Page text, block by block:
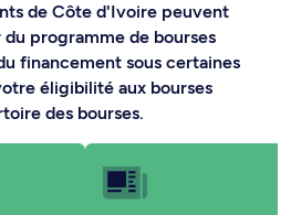
de Côte d'Ivoire peuvent
programme de bourses
financement sous certaines
éligibilité aux bourses
des bourses.